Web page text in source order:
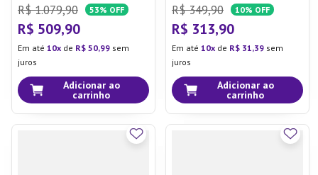
Ergorapido 2 em 1 Cyclone
até 20 min Branco (ERG21)
R$ 1.079,90 53% OFF
R$ 509,90
Em até 10 de R$ 50,99 sem
juros
Adicionar ao
carrinho
R$ 349,90 10% OFF
R$ 313,90
Em até 10 de R$ 31,39 sem
juros
Adicionar ao
carrinho